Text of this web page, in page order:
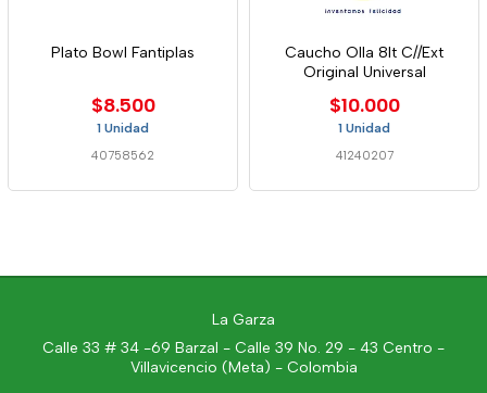
Plato Bowl Fantiplas
$8.500
1 Unidad
40758562
Caucho Olla 8lt C//Ext
Original Universal
$10.000
1 Unidad
41240207
La Garza
Calle 33 # 34 -69 Barzal - Calle 39 No. 29 - 43 Centro -
Villavicencio (Meta) - Colombia